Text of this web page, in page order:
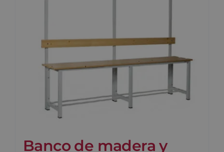
Banco de madera y